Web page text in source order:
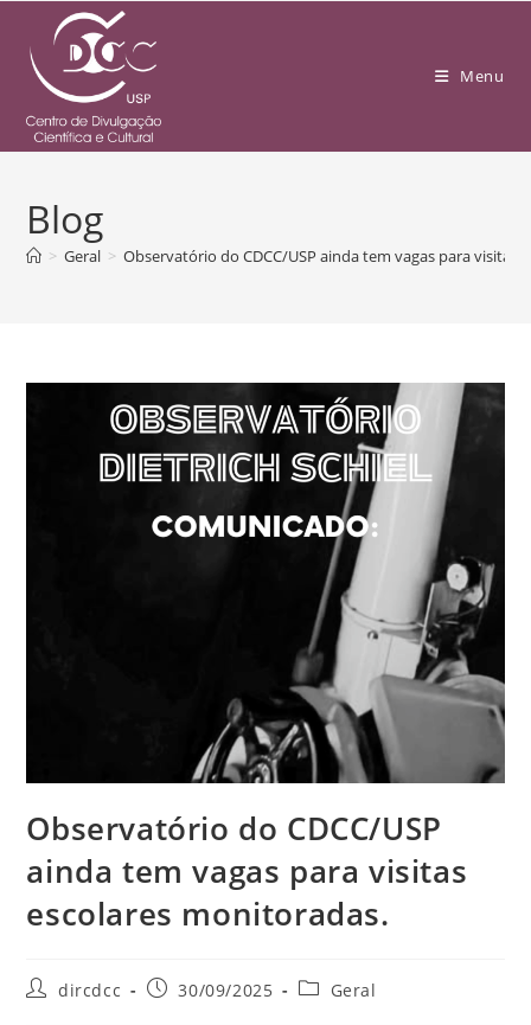
Menu
Blog
> Geral > Observatório do CDCC/USP ainda tem vagas para visitas
Observatório do CDCC/USP
ainda tem vagas para visitas
escolares monitoradas.
dircdcc 30/09/2025 Geral